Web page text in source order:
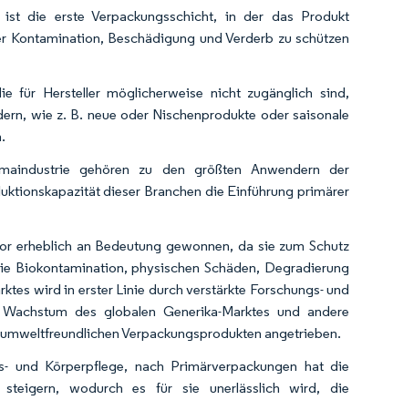
die erste Verpackungsschicht, in der das Produkt
Beschädigung und Verderb zu schützen
für Hersteller möglicherweise nicht zugänglich sind,
wie z. B. neue oder Nischenprodukte oder saisonale
gehören zu den größten Anwendern der
dieser Branchen die Einführung primärer
erheblich an Bedeutung gewonnen, da sie zum Schutz
Biokontamination, physischen Schäden, Degradierung
wird in erster Linie durch verstärkte Forschungs- und
des globalen Generika-Marktes und andere
Verpackungsprodukten angetrieben.
und Körperpflege, nach Primärverpackungen hat die
steigern, wodurch es für sie unerlässlich wird, die